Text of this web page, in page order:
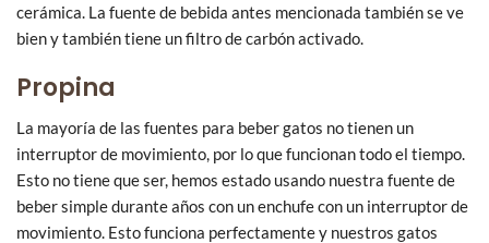
cerámica. La fuente de bebida antes mencionada también se ve
bien y también tiene un filtro de carbón activado.
Propina
La mayoría de las fuentes para beber gatos no tienen un
interruptor de movimiento, por lo que funcionan todo el tiempo.
Esto no tiene que ser, hemos estado usando nuestra fuente de
beber simple durante años con un enchufe con un interruptor de
movimiento. Esto funciona perfectamente y nuestros gatos